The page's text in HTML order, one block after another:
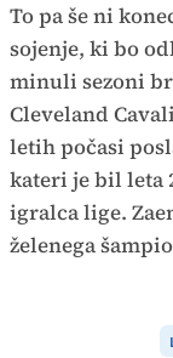
To pa še ni
sojenje, ki bo
minuli sezoni
Cleveland
letih počasi
kateri je bil leta
igralca lige.
želenega